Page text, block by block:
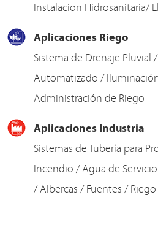
Instalacion Hidrosanitaria/
Aplicaciones Riego
Sistema de Drenaje Pluvial
Automatizado /
Administración de Riego
Aplicaciones Industria
Sistemas de Tubería para
Incendio / Agua de
/ Albercas / Fuentes / Riego